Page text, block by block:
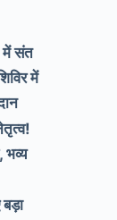
में संत
में
भव्य